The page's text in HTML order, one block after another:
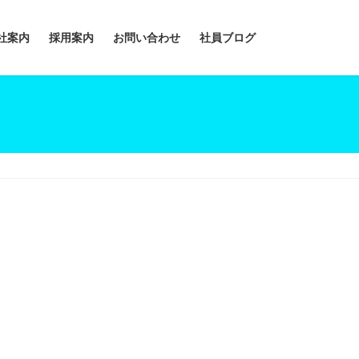
案内 採用案内 お問い合わせ 社員ブログ